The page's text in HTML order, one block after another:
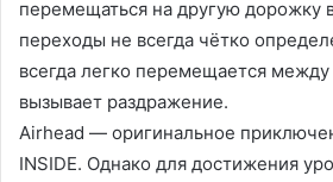
перемещаться на другую дорожку
переходы не всегда чётко
всегда легко перемещается
вызывает раздражение.
Airhead — оригинальное
INSIDE. Однако для достижения